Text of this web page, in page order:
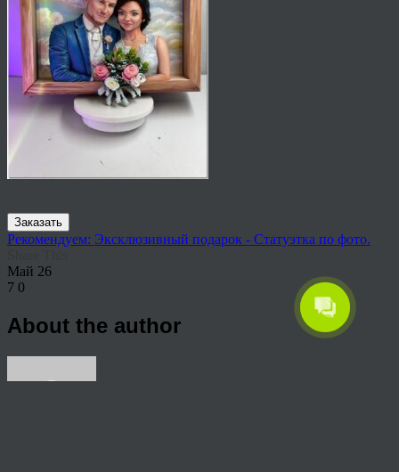
Заказать
Рекомендуем: Эксклюзивный подарок - Статуэтка по фото.
Май 26
7 0
About the author